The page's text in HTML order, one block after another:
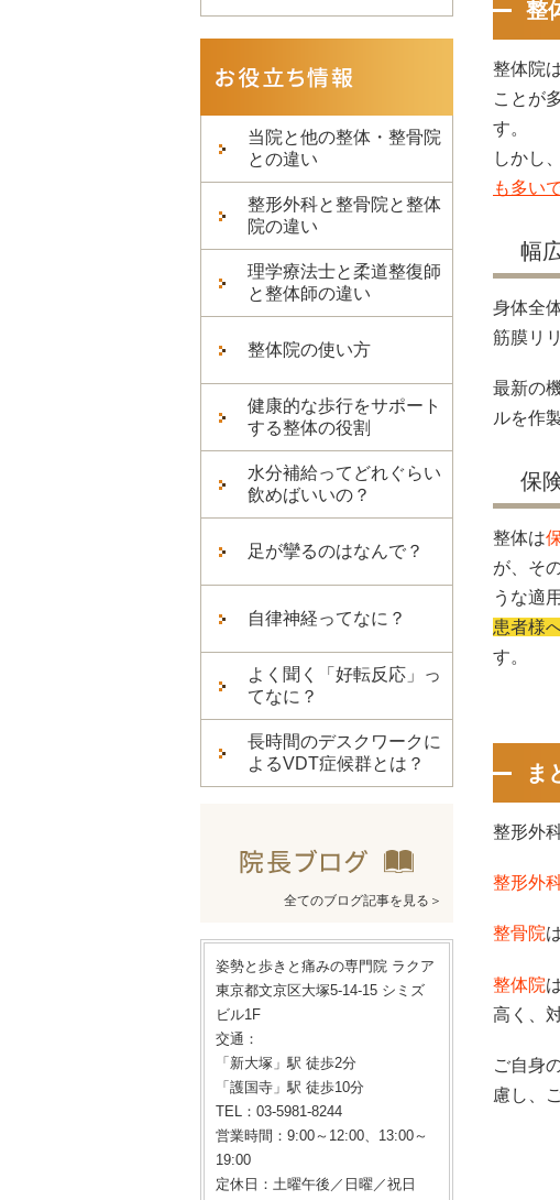
当院と他の整体・整骨院
との違い
整形外科と整骨院と整体
院の違い
理学療法士と柔道整復師
と整体師の違い
整体院の使い方
健康的な歩行をサポート
する整体の役割
水分補給ってどれぐらい
飲めばいいの？
足が攣るのはなんで？
自律神経ってなに？
よく聞く「好転反応」っ
てなに？
長時間のデスクワークに
よるVDT症候群とは？
全てのブログ記事を見る＞
姿勢と歩きと痛みの専門院 ラクア
東京都文京区大塚5-14-15 シミズ
ビル1F
交通：
「新大塚」駅 徒歩2分
「護国寺」駅 徒歩10分
TEL：03-5981-8244
営業時間：9:00～12:00、13:00～
19:00
定休日：土曜午後／日曜／祝日
整
整体院
ことが
す。
しかし、
も多い
幅
身体全
筋膜リ
最新の
ルを作
保
整体は
が、そ
うな適
患者様
す。
ま
整形外
整形外
整骨院
整体院
高く、
ご自身
慮し、